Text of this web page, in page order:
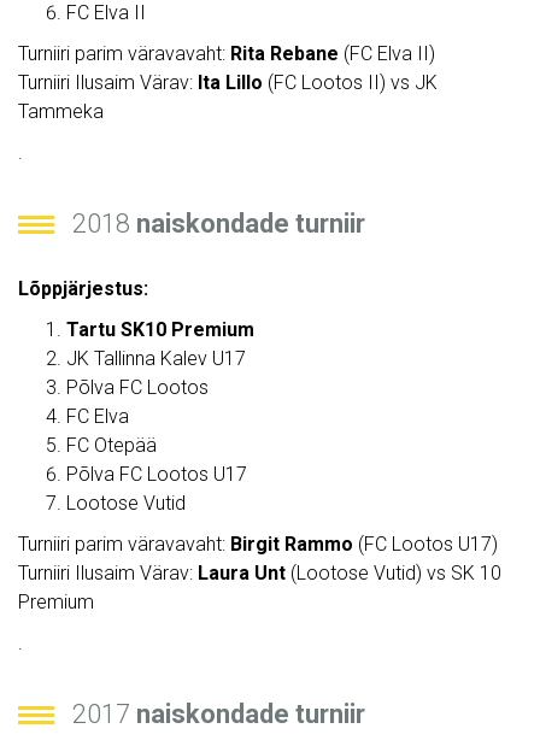
FC Elva II
Turniiri parim väravavaht: Rita Rebane (FC Elva II)
Turniiri Ilusaim Värav: Ita Lillo (FC Lootos II) vs JK
Tammeka
.
2018 naiskondade turniir
Lõppjärjestus:
Tartu SK10 Premium
JK Tallinna Kalev U17
Põlva FC Lootos
FC Elva
FC Otepää
Põlva FC Lootos U17
Lootose Vutid
Turniiri parim väravavaht: Birgit Rammo (FC Lootos U17)
Turniiri Ilusaim Värav: Laura Unt (Lootose Vutid) vs SK 10
Premium
.
2017 naiskondade turniir